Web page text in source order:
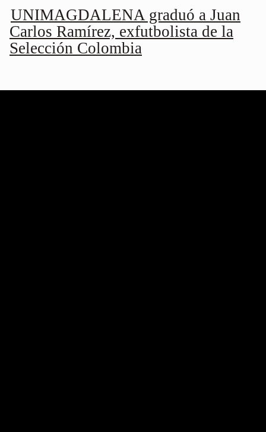
UNIMAGDALENA graduó a Juan
Carlos Ramírez, exfutbolista de la
Selección Colombia